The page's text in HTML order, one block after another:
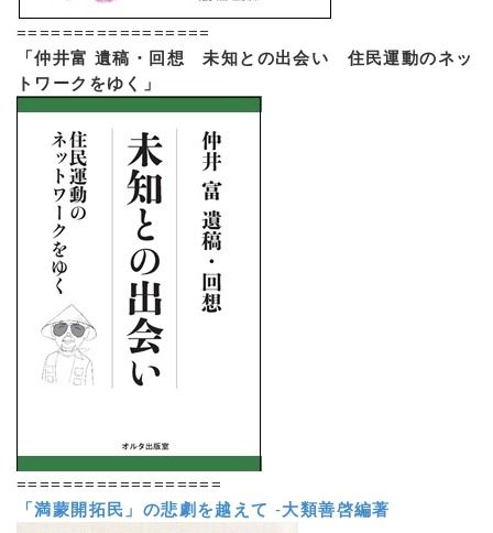
=================
「仲井富 遺稿・回想 未知との出会い 住民運動のネッ
トワークをゆく」
==================
「満蒙開拓民」の悲劇を越えて -大類善啓編著